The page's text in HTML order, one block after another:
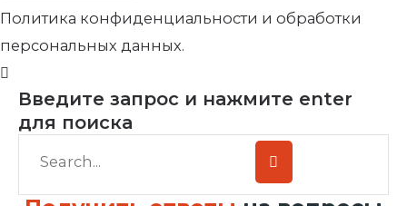
Политика конфиденциальности и обработки
персональных данных.
Введите запрос и нажмите enter
для поиска